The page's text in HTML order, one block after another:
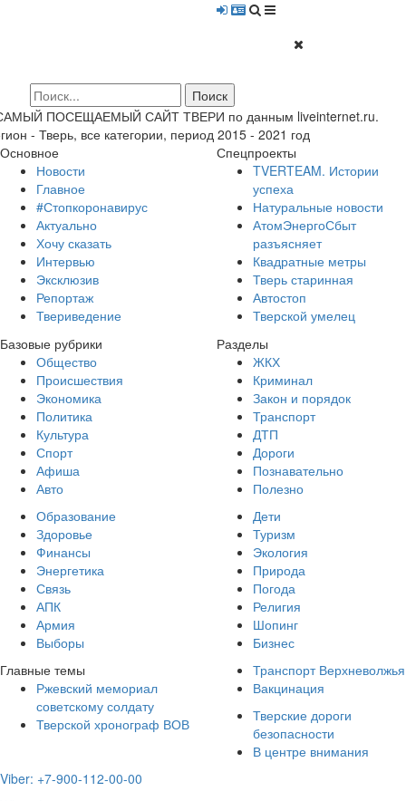
ПОСЕЩАЕМЫЙ САЙТ ТВЕРИ по данным liveinternet.ru.
- Тверь, все категории, период 2015 - 2021 год
Основное
Новости
Главное
#Стопкоронавирус
Актуально
Хочу сказать
Интервью
Эксклюзив
Репортаж
Твериведение
Спецпроекты
TVERTEAM. Истории
успеха
Натуральные новости
АтомЭнергоСбыт
разъясняет
Квадратные метры
Тверь старинная
Автостоп
Тверской умелец
Базовые рубрики
Общество
Происшествия
Экономика
Политика
Культура
Спорт
Афиша
Авто
Разделы
ЖКХ
Криминал
Закон и порядок
Транспорт
ДТП
Дороги
Познавательно
Полезно
Образование
Здоровье
Финансы
Энергетика
Связь
АПК
Армия
Выборы
Дети
Туризм
Экология
Природа
Погода
Религия
Шопинг
Бизнес
Главные темы
Ржевский мемориал
советскому солдату
Тверской хронограф ВОВ
Транспорт Верхневолжья
Вакцинация
Тверские дороги
безопасности
В центре внимания
Viber: +7-900-112-00-00